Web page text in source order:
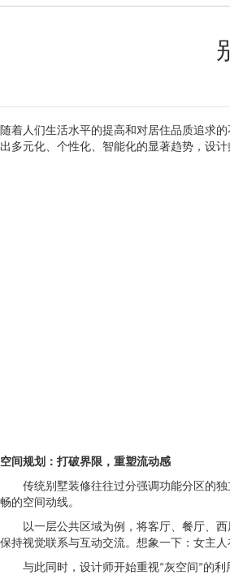
随着人们生活水平的提高和对居住品质追求
出多元化、个性化、智能化的显著趋势，设计
空间规划：打破界限，重塑流动感
传统别墅装修往往过分强调功能分区的
畅的空间动线。
以一层公共区域为例，将客厅、餐厅、
保持视觉联系与互动交流。想象一下：女主
与此同时，设计师开始重视“灰空间”的